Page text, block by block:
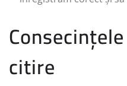
citire